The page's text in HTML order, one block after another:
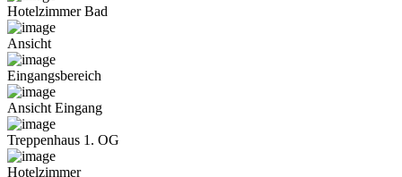
Hotelzimmer Bad
Ansicht
Eingangsbereich
Ansicht Eingang
Treppenhaus 1. OG
Hotelzimmer